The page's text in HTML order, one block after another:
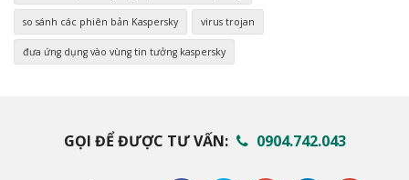
so sánh các phiên bản Kaspersky virus trojan
đưa ứng dụng vào vùng tin tưởng kaspersky
GỌI ĐỂ ĐƯỢC TƯ VẤN: 0904.742.043